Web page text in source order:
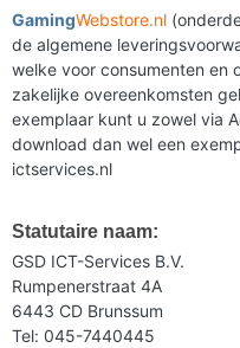
GamingWebstore.nl
de algemene
welke voor consumenten en
zakelijke overeenkomsten
exemplaar kunt u zowel via
download dan wel een
ictservices.nl
Statutaire naam:
GSD ICT-Services B.V.
Rumpenerstraat 4A
6443 CD Brunssum
Tel: 045-7440445